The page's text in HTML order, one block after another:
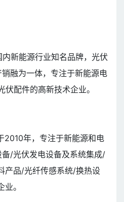
新能源行业知名品牌，光伏
融为一体，专注于新能源电
配件的高新技术企业。
2010年，专注于新能源和电
/光伏发电设备及系统集成/
产品/光纤传感系统/换热设
。